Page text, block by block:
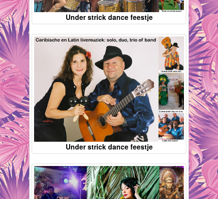
Under strick dance feestje
Under strick dance feestje